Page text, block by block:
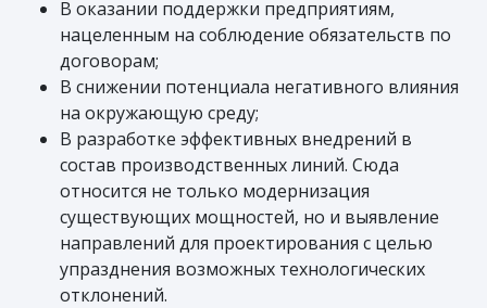
В оказании поддержки предприятиям,
нацеленным на соблюдение обязательств по
договорам;
В снижении потенциала негативного влияния
на окружающую среду;
В разработке эффективных внедрений в
состав производственных линий. Сюда
относится не только модернизация
существующих мощностей, но и выявление
направлений для проектирования с целью
упразднения возможных технологических
отклонений.